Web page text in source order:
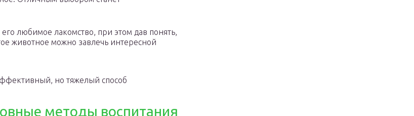
любимое лакомство, при этом дав понять,
животное можно завлечь интересной
но тяжелый способ
методы воспитания